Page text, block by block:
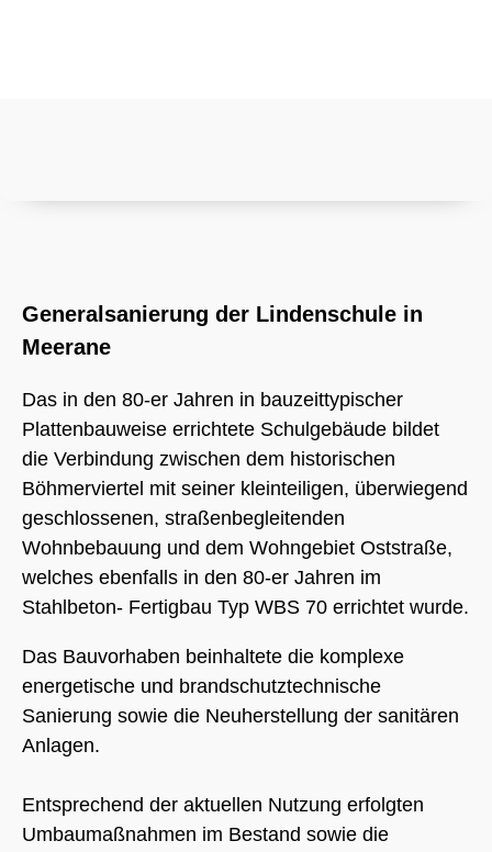
Generalsanierung der Lindenschule in
Meerane
Das in den 80-er Jahren in bauzeittypischer
Plattenbauweise errichtete Schulgebäude bildet
die Verbindung zwischen dem historischen
Böhmerviertel mit seiner kleinteiligen, überwiegend
geschlossenen, straßenbegleitenden
Wohnbebauung und dem Wohngebiet Oststraße,
welches ebenfalls in den 80-er Jahren im
Stahlbeton- Fertigbau Typ WBS 70 errichtet wurde.
Das Bauvorhaben beinhaltete die komplexe
energetische und brandschutztechnische
Sanierung sowie die Neuherstellung der sanitären
Anlagen.
Entsprechend der aktuellen Nutzung erfolgten
Umbaumaßnahmen im Bestand sowie die